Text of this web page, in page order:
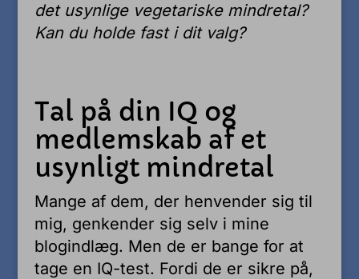
det usynlige vegetariske mindretal?
Kan du holde fast i dit valg?
Tal på din IQ og
medlemskab af et
usynligt mindretal
Mange af dem, der henvender sig til
mig, genkender sig selv i mine
blogindlæg. Men de er bange for at
tage en IQ-test. Fordi de er sikre på,